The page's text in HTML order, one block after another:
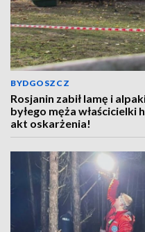
BYDGOSZCZ
Rosjanin zabił lamę i
byłego męża właścicielki
akt oskarżenia!